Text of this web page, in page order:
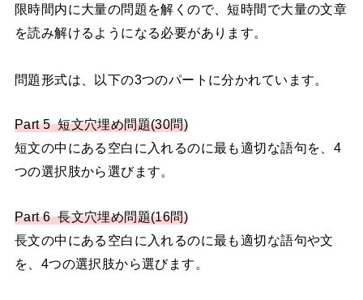
限時間内に大量の問題を解くので、短時間で大量の文章
を読み解けるようになる必要があります。
問題形式は、以下の3つのパートに分かれています。
Part 5 短文穴埋め問題(30問)
短文の中にある空白に入れるのに最も適切な語句を、4
つの選択肢から選びます。
Part 6 長文穴埋め問題(16問)
長文の中にある空白に入れるのに最も適切な語句や文
を、4つの選択肢から選びます。